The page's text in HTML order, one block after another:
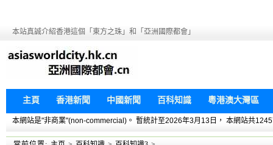
本站真誠介紹香港這個「東方之珠」和「亞洲國際都會」
主頁 香港新聞 中國新聞 百科知識 粵港澳大灣區
本網站是"非商業"(non-commercial)。 暫統計至2026年3月13日， 本網站共